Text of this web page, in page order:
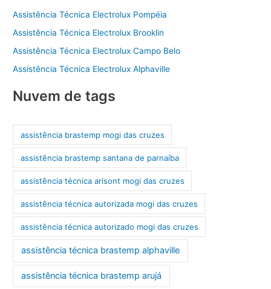
Assistência Técnica Electrolux Pompéia
Assistência Técnica Electrolux Brooklin
Assistência Técnica Electrolux Campo Belo
Assistência Técnica Electrolux Alphaville
Nuvem de tags
assistência brastemp mogi das cruzes
assistência brastemp santana de parnaíba
assistência técnica arisont mogi das cruzes
assistência técnica autorizada mogi das cruzes
assistência técnica autorizado mogi das cruzes
assistência técnica brastemp alphaville
assistência técnica brastemp arujá